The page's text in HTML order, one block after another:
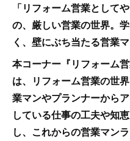
「リフォーム営業として
の、厳しい営業の世界。
く、壁にぶち当たる営業
本コーナー『リフォーム
は、リフォーム営業の世
業マンやプランナーから
している仕事の工夫や知
し、これからの営業マン